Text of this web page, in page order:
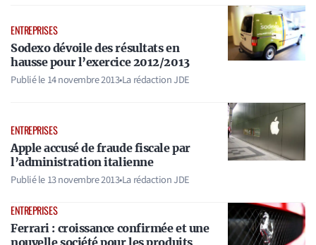
ENTREPRISES
Sodexo dévoile des résultats en
hausse pour l’exercice 2012/2013
Publié le14 novembre 2013•La rédaction JDE
ENTREPRISES
Apple accusé de fraude fiscale par
l’administration italienne
Publié le13 novembre 2013•La rédaction JDE
ENTREPRISES
Ferrari : croissance confirmée et une
nouvelle société pour les produits